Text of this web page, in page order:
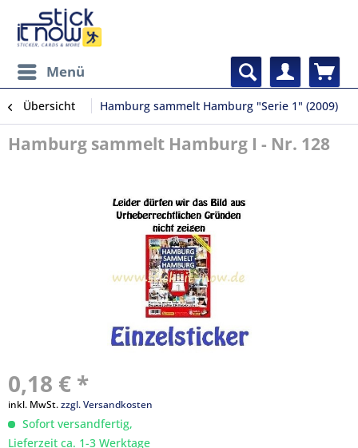
Menü
Übersicht Hamburg sammelt Hamburg "Serie 1" (2009)
Hamburg sammelt Hamburg I - Nr. 128
0,18 € *
inkl. MwSt.zzgl. Versandkosten
Sofort versandfertig,
Lieferzeit ca. 1-3 Werktage